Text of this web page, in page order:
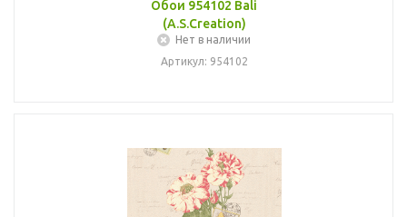
Обои 954102 Bali
(A.S.Creation)
Нет в наличии
Артикул: 954102